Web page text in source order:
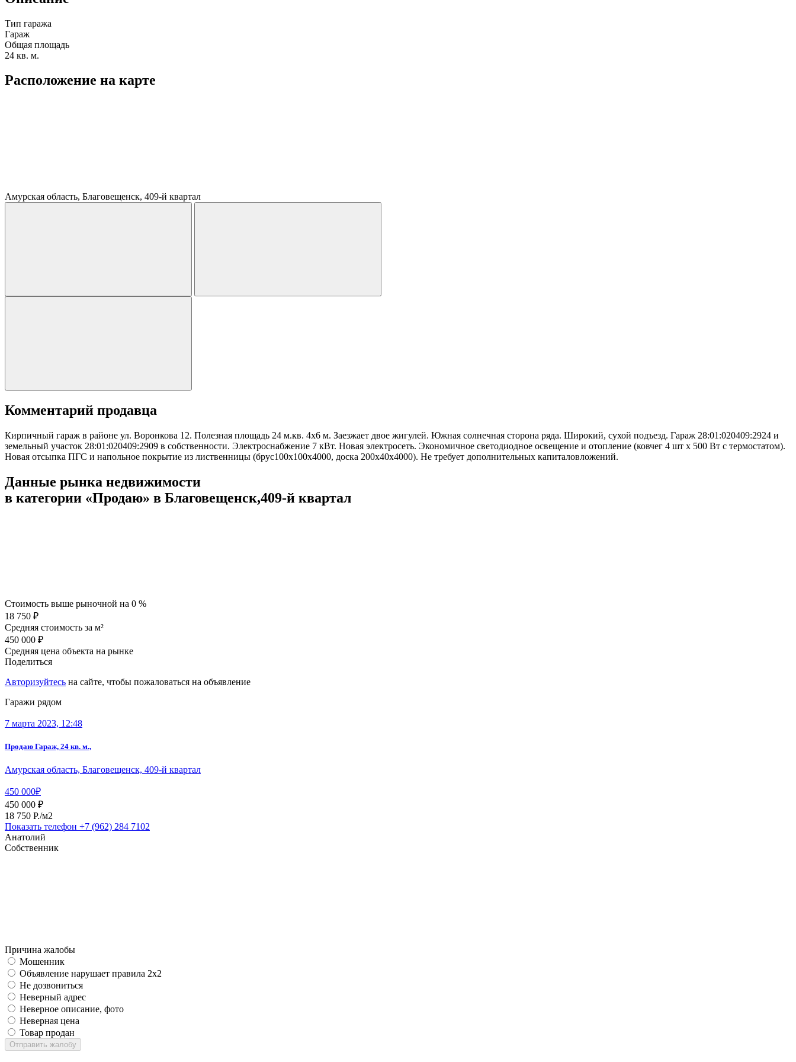
Тип гаража
Гараж
Общая площадь
24 кв. м.
Расположение на карте
Амурская область, Благовещенск, 409-й квартал
Комментарий продавца
Кирпичный гараж в районе ул. Воронкова 12. Полезная площадь 24 м.кв. 4х6 м. Заезжает двое жигулей. Южная солнечная сторона ряда. Широкий, сухой подъезд. Гараж 28:01:020409:2924 и
земельный участок 28:01:020409:2909 в собственности. Электроснабжение 7 кВт. Новая электросеть. Экономичное светодиодное освещение и отопление (ковчег 4 шт х 500 Вт с термостатом).
Новая отсыпка ПГС и напольное покрытие из лиственницы (брус100х100х4000, доска 200х40х4000). Не требует дополнительных капиталовложений.
Данные рынка недвижимости
в категории «Продаю» в Благовещенск,409-й квартал
Стоимость выше рыночной на 0 %
18 750 ₽
Средняя стоимость за м²
450 000 ₽
Средняя цена объекта на рынке
Поделиться
Авторизуйтесь на сайте, чтобы пожаловаться на объявление
Гаражи рядом
7 марта 2023, 12:48
Продаю Гараж, 24 кв. м.,
Амурская область, Благовещенск, 409-й квартал
450 000₽
450 000 ₽
18 750 P./м2
Показать телефон +7 (962) 284 7102
Анатолий
Собственник
Причина жалобы
Мошенник
Объявление нарушает правила 2x2
Не дозвониться
Неверный адрес
Неверное описание, фото
Неверная цена
Товар продан
Отправить жалобу